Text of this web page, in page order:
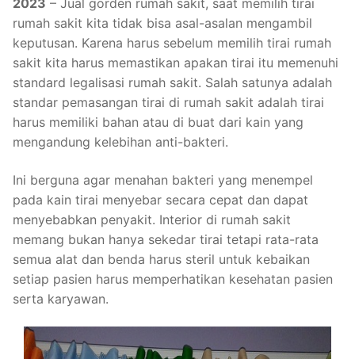
rumah sakit kita tidak bisa asal-asalan mengambil
keputusan. Karena harus sebelum memilih tirai rumah
sakit kita harus memastikan apakan tirai itu memenuhi
standard legalisasi rumah sakit. Salah satunya adalah
standar pemasangan tirai di rumah sakit adalah tirai
harus memiliki bahan atau di buat dari kain yang
mengandung kelebihan anti-bakteri.
Ini berguna agar menahan bakteri yang menempel
pada kain tirai menyebar secara cepat dan dapat
menyebabkan penyakit. Interior di rumah sakit
memang bukan hanya sekedar tirai tetapi rata-rata
semua alat dan benda harus steril untuk kebaikan
setiap pasien harus memperhatikan kesehatan pasien
serta karyawan.